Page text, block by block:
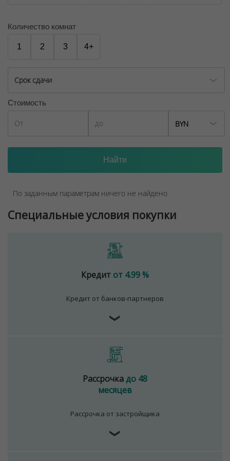
Количество комнат
1 2 3 4+
Срок сдачи
Стоимость
BYN
По заданным параметрам ничего не найдено
Специальные условия покупки
Кредит от 4.99 %
Кредит от банков-партнеров
❯
Рассрочкадо 48
месяцев
Рассрочка от застройщика
❯